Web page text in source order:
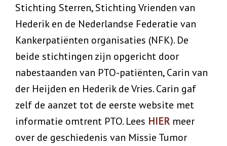
Stichting Sterren, Stichting Vrienden van
Hederik en de Nederlandse Federatie van
Kankerpatiënten organisaties (NFK). De
beide stichtingen zijn opgericht door
nabestaanden van PTO-patiënten, Carin van
der Heijden en Hederik de Vries. Carin gaf
zelf de aanzet tot de eerste website met
informatie omtrent PTO. Lees HIERmeer
over de geschiedenis van Missie Tumor